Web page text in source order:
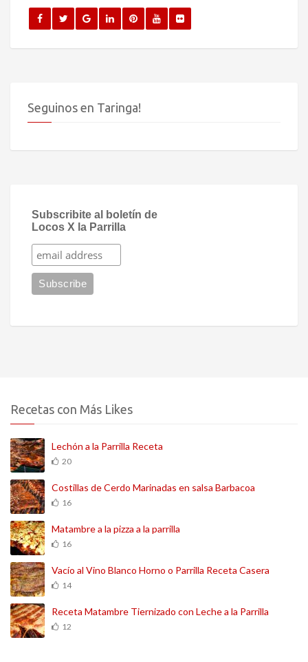
Seguinos en Taringa!
Subscribite al boletín de
Locos X la Parrilla
Recetas con Más Likes
Lechón a la Parrilla Receta
20
Costillas de Cerdo Marinadas en salsa Barbacoa
16
Matambre a la pizza a la parrilla
16
Vacío al Vino Blanco Horno o Parrilla Receta Casera
14
Receta Matambre Tiernizado con Leche a la Parrilla
12